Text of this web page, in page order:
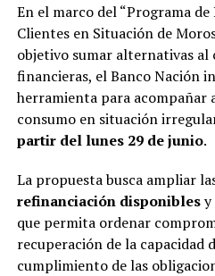
En el marco del “Programa
Clientes en Situación de
objetivo sumar alternativas al
financieras, el Banco Nación
herramienta para acompañar
consumo en situación
partir del lunes 29 de junio.
La propuesta busca ampliar
refinanciación disponiblesy
que permita ordenar
recuperación de la capacidad
cumplimiento de las